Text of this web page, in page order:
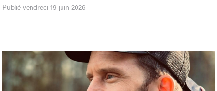
Publié vendredi 19 juin 2026